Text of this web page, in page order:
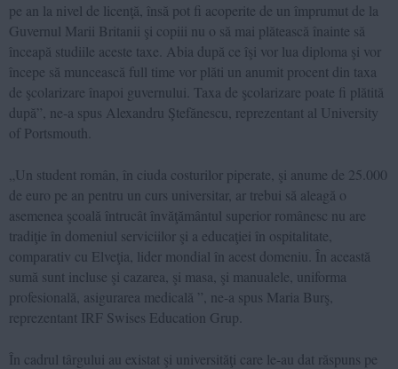
pe an la nivel de licenţă, însă pot fi acoperite de un împrumut de la
Guvernul Marii Britanii şi copiii nu o să mai plătească înainte să
înceapă studiile aceste taxe. Abia după ce îşi vor lua diploma şi vor
începe să muncească full time vor plăti un anumit procent din taxa
de şcolarizare înapoi guvernului. Taxa de şcolarizare poate fi plătită
după”, ne-a spus Alexandru Ştefănescu, reprezentant al University
of Portsmouth.
„Un student român, în ciuda costurilor piperate, şi anume de 25.000
de euro pe an pentru un curs universitar, ar trebui să aleagă o
asemenea şcoală întrucât învăţământul superior românesc nu are
tradiţie în domeniul serviciilor şi a educaţiei în ospitalitate,
comparativ cu Elveţia, lider mondial în acest domeniu. În această
sumă sunt incluse şi cazarea, şi masa, şi manualele, uniforma
profesională, asigurarea medicală ”, ne-a spus Maria Burş,
reprezentant IRF Swises Education Grup.
În cadrul târgului au existat şi universităţi care le-au dat răspuns pe